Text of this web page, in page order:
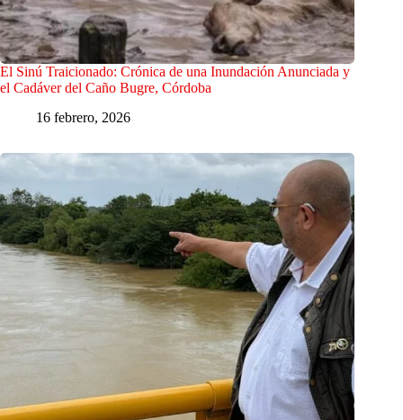
El Sinú Traicionado: Crónica de una Inundación Anunciada y
el Cadáver del Caño Bugre, Córdoba
16 febrero, 2026